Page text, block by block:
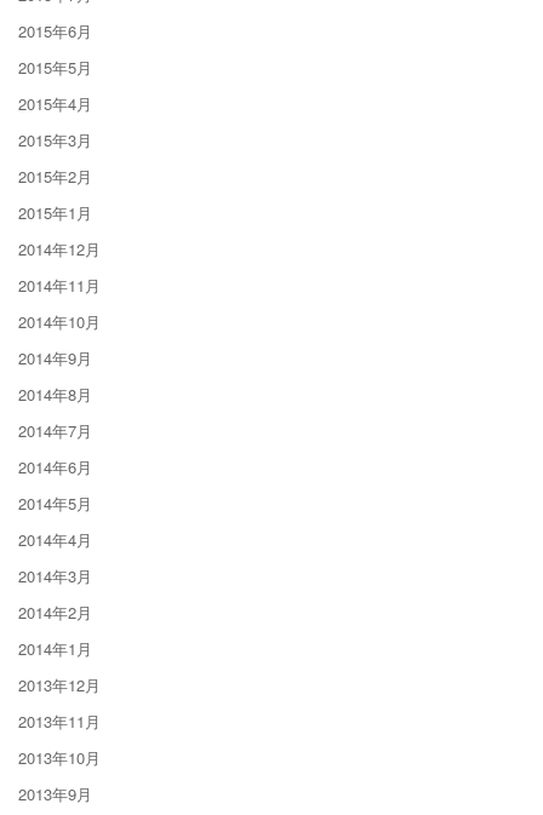
2015年6月
2015年5月
2015年4月
2015年3月
2015年2月
2015年1月
2014年12月
2014年11月
2014年10月
2014年9月
2014年8月
2014年7月
2014年6月
2014年5月
2014年4月
2014年3月
2014年2月
2014年1月
2013年12月
2013年11月
2013年10月
2013年9月